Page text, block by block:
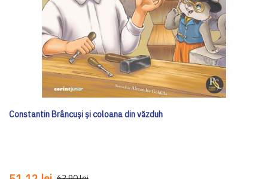
Constantin Brâncuși și coloana din văzduh